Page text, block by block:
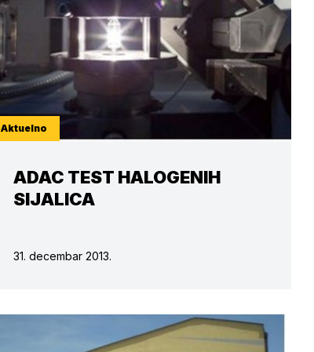
Aktuelno
ADAC TEST HALOGENIH
SIJALICA
31. decembar 2013.